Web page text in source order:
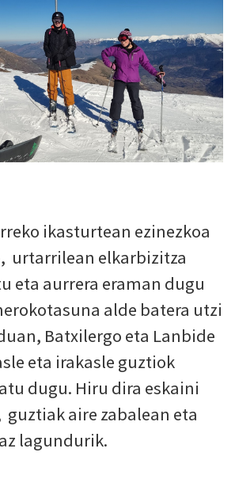
ikasturtean ezinezkoa
urtarrilean elkarbizitza
eta aurrera eraman dugu
alde batera utzi
Batxilergo eta Lanbide
eta irakasle guztiok
dugu. Hiru dira eskaini
aire zabalean eta
lagundurik.